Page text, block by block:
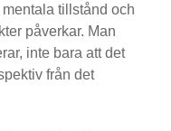
tillstånd och
påverkar. Man
inte bara att det
från det